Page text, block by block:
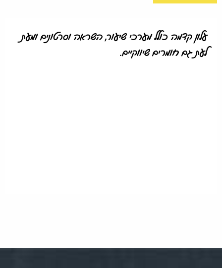
עלון קדמה כולל מערכי שיעור, השראה וסרטונים ומעת
לעת גם חומרים שיווקיים.